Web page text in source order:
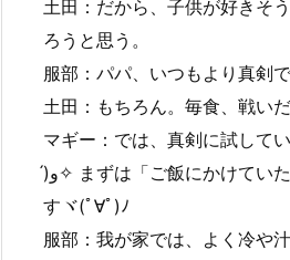
土田：だから、子供が好きそ
ろうと思う。
服部：パパ、いつもより真剣で
土田：もちろん。毎食、戦いだ
マギー：では、真剣に試して
́)ﻭ✧ まずは「ご飯にかけていただく冷や汁の素」2品で
すヾ(ﾟ∀ﾟ)ﾉ
服部：我が家では、よく冷や